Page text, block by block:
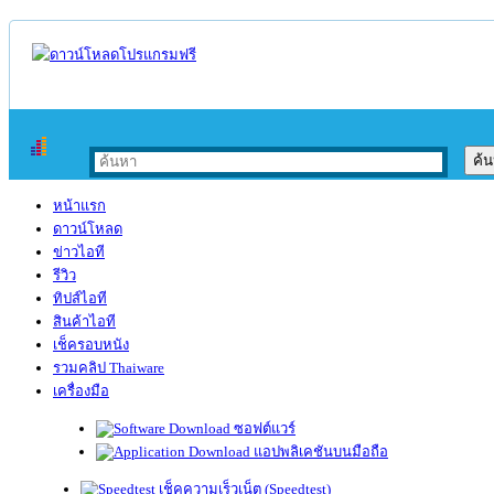
หน้าแรก
ดาวน์โหลด
ข่าวไอที
รีวิว
ทิปส์ไอที
สินค้าไอที
เช็ครอบหนัง
รวมคลิป Thaiware
เครื่องมือ
ซอฟต์แวร์
แอปพลิเคชันบนมือถือ
เช็คความเร็วเน็ต (Speedtest)